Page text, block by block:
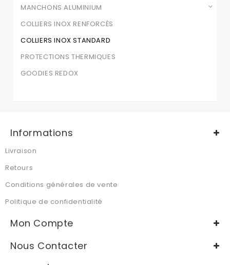
MANCHONS ALUMINIUM
COLLIERS INOX RENFORCÉS
COLLIERS INOX STANDARD
PROTECTIONS THERMIQUES
GOODIES REDOX
Informations
Livraison
Retours
Conditions générales de vente
Politique de confidentialité
Mon Compte
Nous Contacter